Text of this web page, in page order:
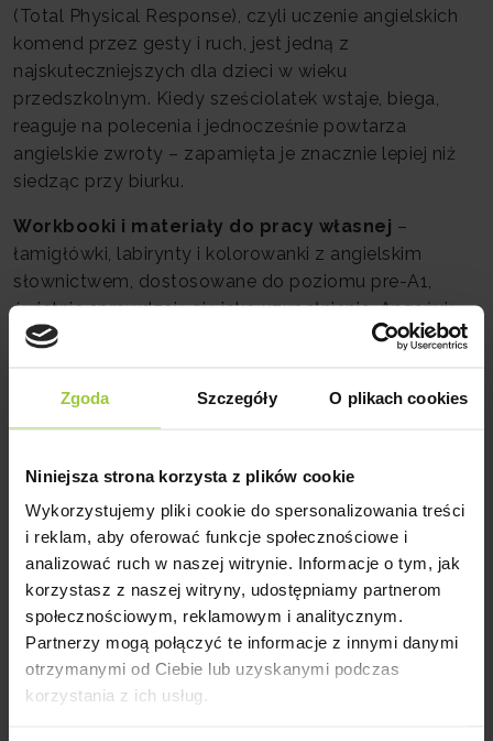
Zgoda Szczegóły O plikach cookies
Niniejsza strona korzysta z plików cookie
Wykorzystujemy pliki cookie do spersonalizowania treści
i reklam, aby oferować funkcje społecznościowe i
analizować ruch w naszej witrynie. Informacje o tym, jak
korzystasz z naszej witryny, udostępniamy partnerom
społecznościowym, reklamowym i analitycznym.
Partnerzy mogą połączyć te informacje z innymi danymi
otrzymanymi od Ciebie lub uzyskanymi podczas
korzystania z ich usług.
(Total Physical Response), czyli uczenie angielskich
komend przez gesty i ruch, jest jedną z
najskuteczniejszych dla dzieci w wieku
przedszkolnym. Kiedy sześciolatek wstaje, biega,
reaguje na polecenia i jednocześnie powtarza
angielskie zwroty – zapamięta je znacznie lepiej niż
siedząc przy biurku.
Workbooki i materiały do pracy własnej –
łamigłówki, labirynty i kolorowanki z angielskim
słownictwem, dostosowane do poziomu pre-A1,
świetnie sprawdzają się jako uzupełnienie. Angażują
ręce i wzrok, a jednocześnie utrwalają wiedzę w
„odrabianiem lekcji”.
Kurs angielskiego dla 6-latka –
co daje nauka z lektorem?
Domowe zabawy i aplikacje to dobre uzupełnienie,
ale mają swoje granice. Regularny kontakt z dobrym
lektorem i grupą rówieśniczą daje coś, czego żadne
nagranie ani aplikacja nie zastąpi – naturalną
interakcję, na bieżąco korygowane błędy i program
nauczania naprawdę dostosowany do etapu rozwoju
dziecka.